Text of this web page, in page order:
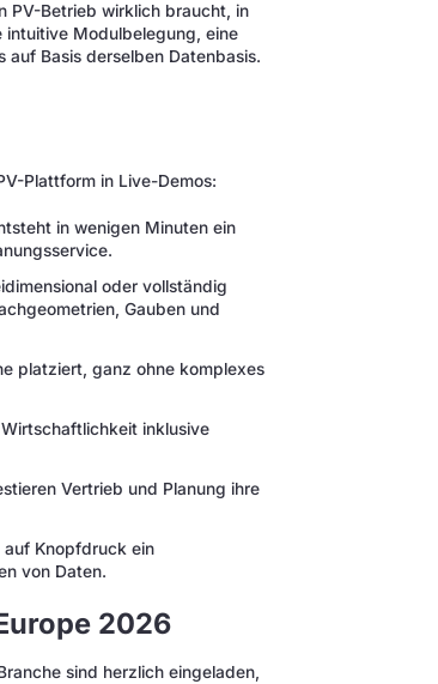
PV-Betrieb wirklich braucht, in
intuitive Modulbelegung, eine
Basis derselben Datenbasis.
Plattform in Live-Demos:
in wenigen Minuten ein
oder vollständig
Gauben und
platziert, ganz ohne komplexes
inklusive
Vertrieb und Planung ihre
Knopfdruck ein
von Daten.
2026
sind herzlich eingeladen,